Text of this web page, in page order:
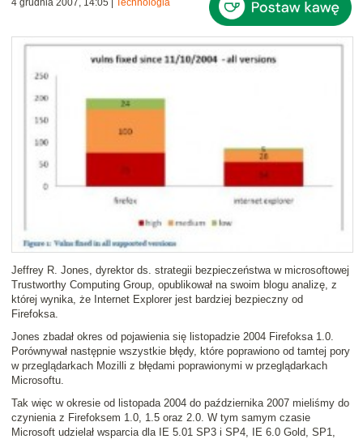
4 grudnia 2007, 14:05 Technologia
Jeffrey R. Jones, dyrektor ds. strategii bezpieczeństwa w microsoftowej
Trustworthy Computing Group, opublikował na swoim blogu analizę, z
której wynika, że Internet Explorer jest bardziej bezpieczny od
Firefoksa
Jones zbadał okres od pojawienia się listopadzie 2004 Firefoksa 1.0.
Porównywał następnie wszystkie błędy, które poprawiono od tamtej pory
w przeglądarkach Mozilli z błędami poprawionymi w przeglądarkach
Microsoftu.
Tak więc w okresie od listopada 2004 do października 2007 mieliśmy do
czynienia z Firefoksem 1.0, 1.5 oraz 2.0. W tym samym czasie
Microsoft udzielał wsparcia dla IE 5.01 SP3 i SP4, IE 6.0 Gold, SP1,